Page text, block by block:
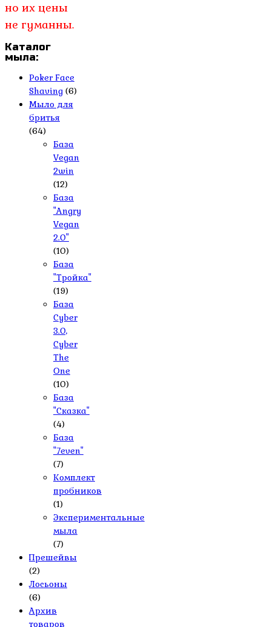
но их цены
не гуманны.
Каталог
мыла:
Poker Face
Shaving (6)
Мыло для
бритья
(64)
База
Vegan
2win
(12)
База
"Angry
Vegan
2.0"
(10)
База
"Тройка"
(19)
База
Cyber
3.0,
Cyber
The
One
(10)
База
"Сказка"
(4)
База
"7even"
(7)
Комплект
пробников
(1)
Экспериментальные
мыла
(7)
Прешейвы
(2)
Лосьоны
(6)
Архив
товаров